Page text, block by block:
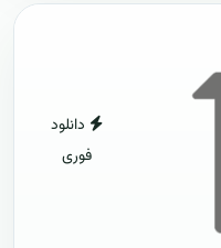
دانلود
فوری